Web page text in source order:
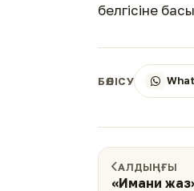
белгісіне
БӨЛІСУ
АЛДЫҢҒЫ
«Имани